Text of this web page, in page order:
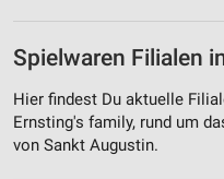
Spielwaren Filialen
Hier findest Du aktuelle
Ernsting's family, rund um
von Sankt Augustin.